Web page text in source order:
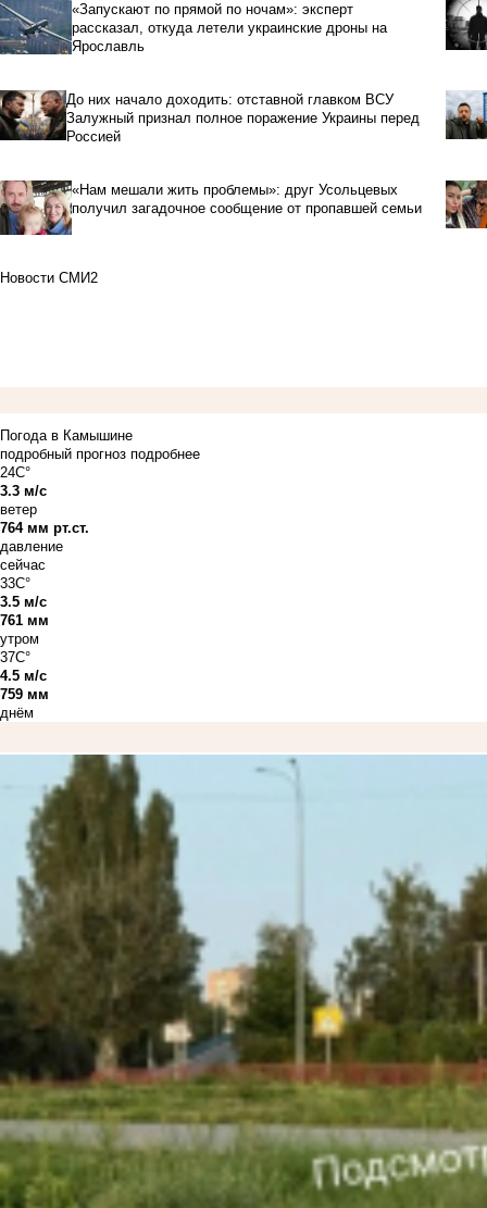
«Запускают по прямой по ночам»: эксперт
рассказал, откуда летели украинские дроны на
Ярославль
До них начало доходить: отставной главком ВСУ
Залужный признал полное поражение Украины перед
Россией
«Нам мешали жить проблемы»: друг Усольцевых
получил загадочное сообщение от пропавшей семьи
Новости СМИ2
Погода в Камышине
подробный прогноз подробнее
24C°
3.3 м/с
ветер
764 мм рт.ст.
давление
сейчас
33C°
3.5 м/с
761 мм
утром
37C°
4.5 м/с
759 мм
днём